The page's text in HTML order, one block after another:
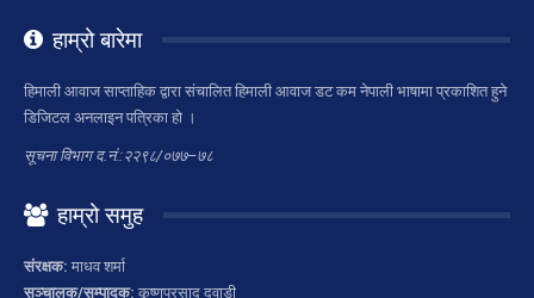
हाम्रो बारेमा
हिमाली आवाज साप्ताहिक द्वारा संचालित हिमाली आवाज डट कम नेपाली भाषामा प्रकाशित हुने
डिजिटल अनलाइन पत्रिका हो ।
सूचना विभाग द.नं.:२२९८/०७७–७८
हाम्रो समुह
संरक्षक: माधव शर्मा
सञ्चालक/सम्पादक: कृष्णप्रसाद दवाडी